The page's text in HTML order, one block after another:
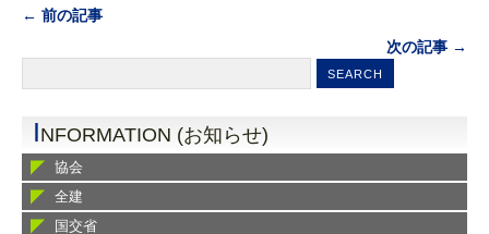
← 前の記事
次の記事 →
INFORMATION (お知らせ)
協会
全建
国交省